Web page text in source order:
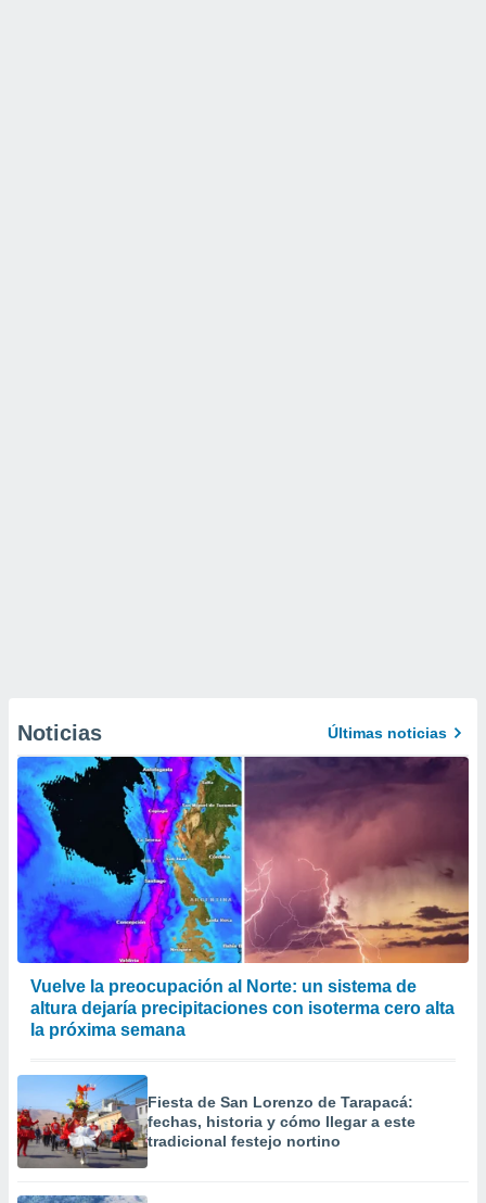
Noticias Últimas noticias
Vuelve la preocupación al Norte: un sistema de
altura dejaría precipitaciones con isoterma cero alta
la próxima semana
Fiesta de San Lorenzo de Tarapacá:
fechas, historia y cómo llegar a este
tradicional festejo nortino